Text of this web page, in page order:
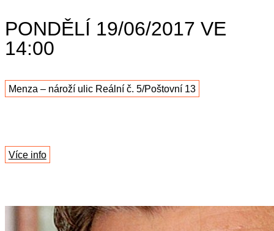
PONDĚLÍ 19/06/2017 VE
14:00
Menza – nároží ulic Reální č. 5/Poštovní 13
Více info